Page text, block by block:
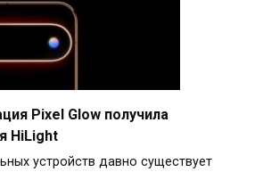
Pixel Glow получила
HiLight
устройств давно существует